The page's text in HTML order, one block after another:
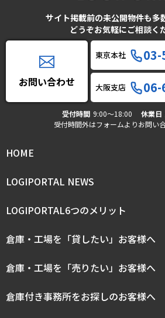
サイト掲載前の未公開物件も多
どうぞお気軽にご相談く
お問い合わせ
東京本社
大阪支店
受付時間 9:00〜18:00 休業日
受付時間外はフォームよりお問い
HOME
LOGIPORTAL NEWS
LOGIPORTAL6つのメリット
倉庫・工場を「貸したい」お客様へ
倉庫・工場を「売りたい」お客様へ
倉庫付き事務所をお探しのお客様へ